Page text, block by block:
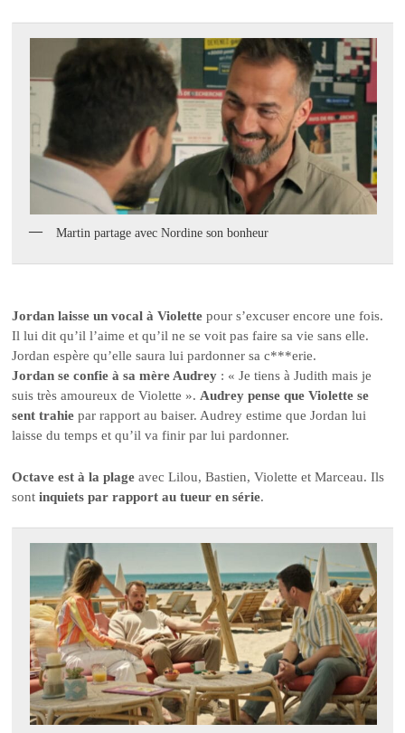
Martin partage avec Nordine son bonheur
Jordan laisse un vocal à Violette pour s’excuser encore une fois.
Il lui dit qu’il l’aime et qu’il ne se voit pas faire sa vie sans elle.
Jordan espère qu’elle saura lui pardonner sa c***erie.
Jordan se confie à sa mère Audrey : « Je tiens à Judith mais je
suis très amoureux de Violette ». Audrey pense que Violette se
sent trahie par rapport au baiser. Audrey estime que Jordan lui
laisse du temps et qu’il va finir par lui pardonner.
Octave est à la plage avec Lilou, Bastien, Violette et Marceau. Ils
sontinquiets par rapport au tueur en série.